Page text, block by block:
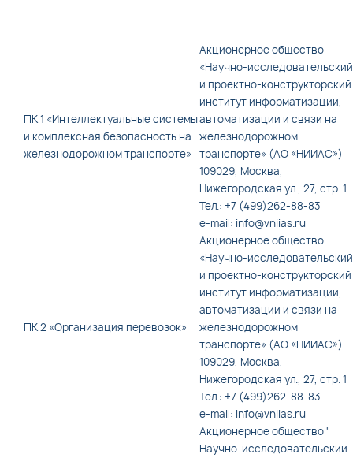
ПК 1 «Интеллектуальные системы
и комплексная безопасность на
железнодорожном транспорте»
Акционерное общество
«Научно-исследовательский
и проектно-конструкторский
институт информатизации,
автоматизации и связи на
железнодорожном
транспорте» (АО «НИИАС»)
109029, Москва,
Нижегородская ул., 27, стр. 1
Тел.: +7 (499)262-88-83
e-mail: info@vniias.ru
ПК 2 «Организация перевозок»
Акционерное общество
«Научно-исследовательский
и проектно-конструкторский
институт информатизации,
автоматизации и связи на
железнодорожном
транспорте» (АО «НИИАС»)
109029, Москва,
Нижегородская ул., 27, стр. 1
Тел.: +7 (499)262-88-83
e-mail: info@vniias.ru
Акционерное общество "
Научно-исследовательский